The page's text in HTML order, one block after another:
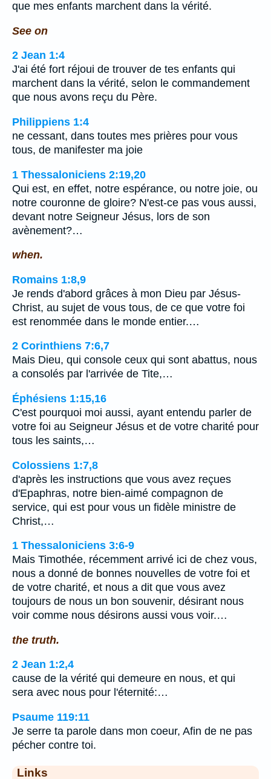
que mes enfants marchent dans la vérité.
See on
2 Jean 1:4
J'ai été fort réjoui de trouver de tes enfants qui
marchent dans la vérité, selon le commandement
que nous avons reçu du Père.
Philippiens 1:4
ne cessant, dans toutes mes prières pour vous
tous, de manifester ma joie
1 Thessaloniciens 2:19,20
Qui est, en effet, notre espérance, ou notre joie, ou
notre couronne de gloire? N'est-ce pas vous aussi,
devant notre Seigneur Jésus, lors de son
avènement?…
when.
Romains 1:8,9
Je rends d'abord grâces à mon Dieu par Jésus-
Christ, au sujet de vous tous, de ce que votre foi
est renommée dans le monde entier.…
2 Corinthiens 7:6,7
Mais Dieu, qui console ceux qui sont abattus, nous
a consolés par l'arrivée de Tite,…
Éphésiens 1:15,16
C'est pourquoi moi aussi, ayant entendu parler de
votre foi au Seigneur Jésus et de votre charité pour
tous les saints,…
Colossiens 1:7,8
d'après les instructions que vous avez reçues
d'Epaphras, notre bien-aimé compagnon de
service, qui est pour vous un fidèle ministre de
Christ,…
1 Thessaloniciens 3:6-9
Mais Timothée, récemment arrivé ici de chez vous,
nous a donné de bonnes nouvelles de votre foi et
de votre charité, et nous a dit que vous avez
toujours de nous un bon souvenir, désirant nous
voir comme nous désirons aussi vous voir.…
the truth.
2 Jean 1:2,4
cause de la vérité qui demeure en nous, et qui
sera avec nous pour l'éternité:…
Psaume 119:11
Je serre ta parole dans mon coeur, Afin de ne pas
pécher contre toi.
Links